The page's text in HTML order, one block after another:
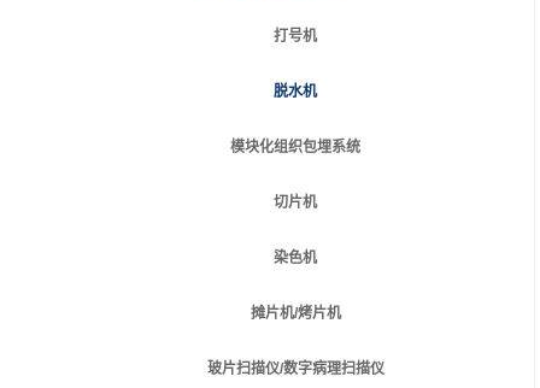
打号机
脱水机
模块化组织包埋系统
切片机
染色机
摊片机/烤片机
玻片扫描仪/数字病理扫描仪